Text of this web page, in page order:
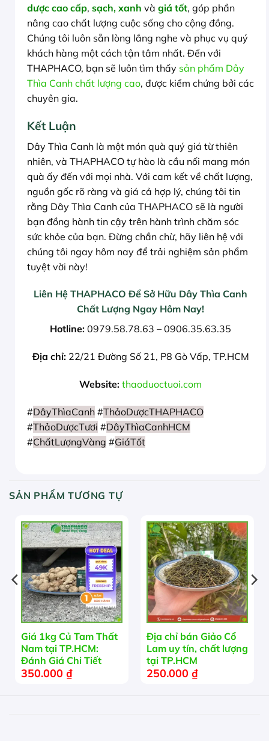
dược cao cấp, sạch, xanh và giá tốt, góp phần
nâng cao chất lượng cuộc sống cho cộng đồng.
Chúng tôi luôn sẵn lòng lắng nghe và phục vụ quý
khách hàng một cách tận tâm nhất. Đến với
THAPHACO, bạn sẽ luôn tìm thấy sản phẩm Dây
Thìa Canh chất lượng cao, được kiểm chứng bởi các
chuyên gia.
Kết Luận
Dây Thìa Canh là một món quà quý giá từ thiên
nhiên, và THAPHACO tự hào là cầu nối mang món
quà ấy đến với mọi nhà. Với cam kết về chất lượng,
nguồn gốc rõ ràng và giá cả hợp lý, chúng tôi tin
rằng Dây Thìa Canh của THAPHACO sẽ là người
bạn đồng hành tin cậy trên hành trình chăm sóc
sức khỏe của bạn. Đừng chần chừ, hãy liên hệ với
chúng tôi ngay hôm nay để trải nghiệm sản phẩm
tuyệt vời này!
Liên Hệ THAPHACO Để Sở Hữu Dây Thìa Canh
Chất Lượng Ngay Hôm Nay!
Hotline: 0979.58.78.63 – 0906.35.63.35
Địa chỉ:22/21 Đường Số 21, P8 Gò Vấp, TP.HCM
Website: thaoduoctuoi.com
#DâyThìaCanh #ThảoDượcTHAPHACO
#ThảoDượcTươi #DâyThìaCanhHCM
#ChấtLượngVàng #GiáTốt
SẢN PHẨM TƯƠNG TỰ
Giá 1kg Củ Tam Thất
Nam tại TP.HCM:
Đánh Giá Chi Tiết
350.000 ₫
HẾT HÀNG
Địa chỉ bán Giảo Cổ
Lam uy tín, chất lượng
tại TP.HCM
250.000 ₫